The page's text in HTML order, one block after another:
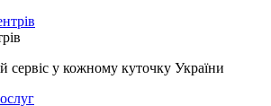
сервіс у кожному куточку України